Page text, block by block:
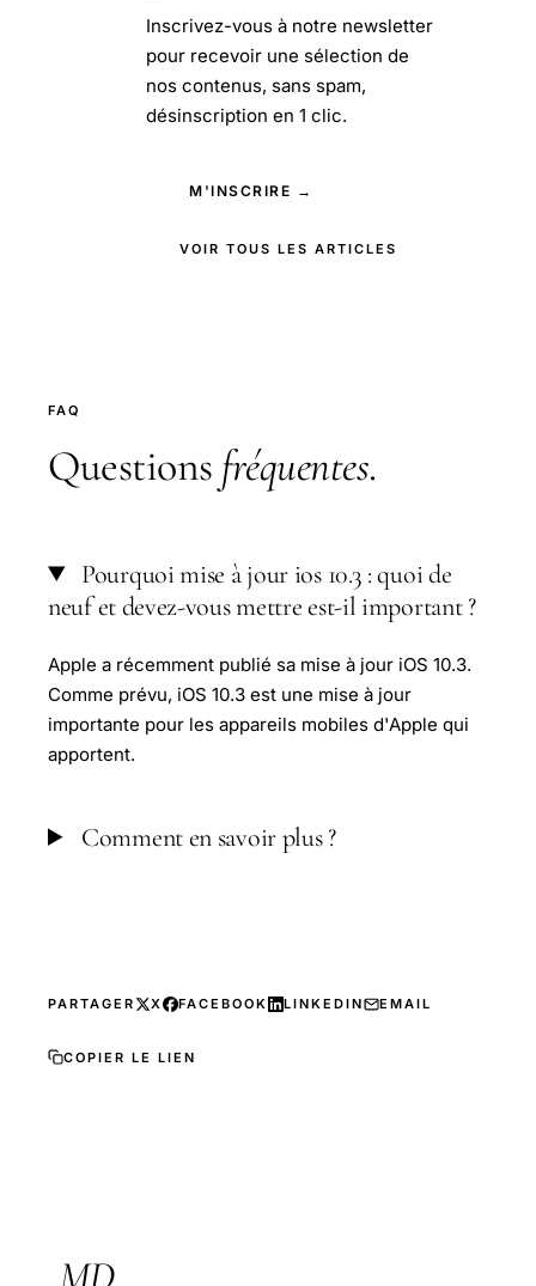
Inscrivez-vous à notre newsletter
pour recevoir une sélection de
nos contenus, sans spam,
désinscription en 1 clic.
M'INSCRIRE →
VOIR TOUS LES ARTICLES
FAQ
Questions fréquentes.
Pourquoi mise à jour ios 10.3 : quoi de
neuf et devez-vous mettre est-il important ?
Apple a récemment publié sa mise à jour iOS 10.3.
Comme prévu, iOS 10.3 est une mise à jour
importante pour les appareils mobiles d'Apple qui
apportent.
Comment en savoir plus ?
PARTAGER X FACEBOOK LINKEDIN EMAIL
COPIER LE LIEN